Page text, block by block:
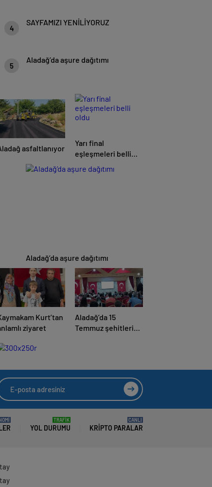
4
SAYFAMIZI YENİLİYORUZ
5
Aladağ’da aşure dağıtımı
asfaltlanıyor
Yarı final
eşleşmeleri belli
Aladağ’da aşure dağıtımı
Kurt’tan
ziyaret
Aladağ’da 15
Temmuz şehitleri
YOL DURUMU
TRAFİK
KRIPTO PARALAR
CANLI